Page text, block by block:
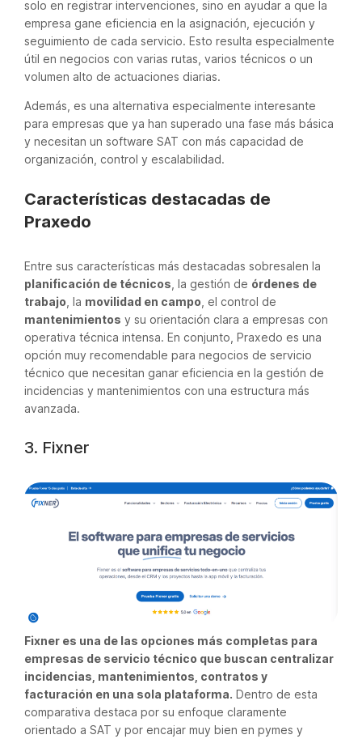
solo en registrar intervenciones, sino en ayudar a que la
empresa gane eficiencia en la asignación, ejecución y
seguimiento de cada servicio. Esto resulta especialmente
útil en negocios con varias rutas, varios técnicos o un
volumen alto de actuaciones diarias.
Además, es una alternativa especialmente interesante
para empresas que ya han superado una fase más básica
y necesitan un software SAT con más capacidad de
organización, control y escalabilidad.
Características destacadas de
Praxedo
Entre sus características más destacadas sobresalen la
planificación de técnicos , la gestión de órdenes de
trabajo , la movilidad en campo , el control de
mantenimientos y su orientación clara a empresas con
operativa técnica intensa. En conjunto, Praxedo es una
opción muy recomendable para negocios de servicio
técnico que necesitan ganar eficiencia en la gestión de
incidencias y mantenimientos con una estructura más
avanzada.
3. Fixner
Fixner es una de las opciones más completas para
empresas de servicio técnico que buscan centralizar
incidencias, mantenimientos, contratos y
facturación en una sola plataforma. Dentro de esta
comparativa destaca por su enfoque claramente
orientado a SAT y por encajar muy bien en pymes y